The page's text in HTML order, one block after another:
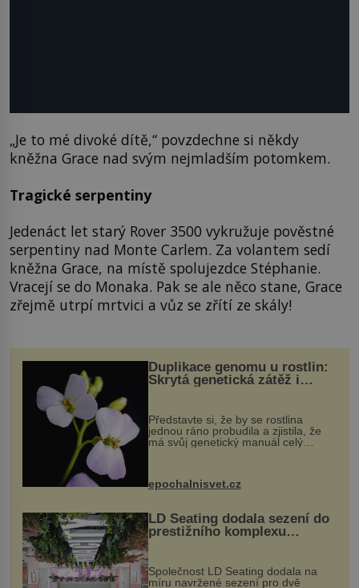
„Je to mé divoké dítě,“ povzdechne si někdy
kněžna Grace nad svým nejmladším potomkem.
Tragické serpentiny
Jedenáct let starý Rover 3500 vykružuje pověstné
serpentiny nad Monte Carlem. Za volantem sedí
kněžna Grace, na místě spolujezdce Stéphanie.
Vracejí se do Monaka. Pak se ale něco stane, Grace
zřejmě utrpí mrtvici a vůz se zřítí ze skály!
Duplikace genomu u rostlin:
Skrytá genetická zátěž i
Představte si, že by se rostlina
jednou ráno probudila a zjistila, že
má svůj genetický manuál celý
vstupenka...
epochalnisvet.cz
LD Seating dodala sezení do
prestižního komplexu
MediaCityUK v Salfordu
Společnost LD Seating dodala na
míru navržené sezení pro dvě